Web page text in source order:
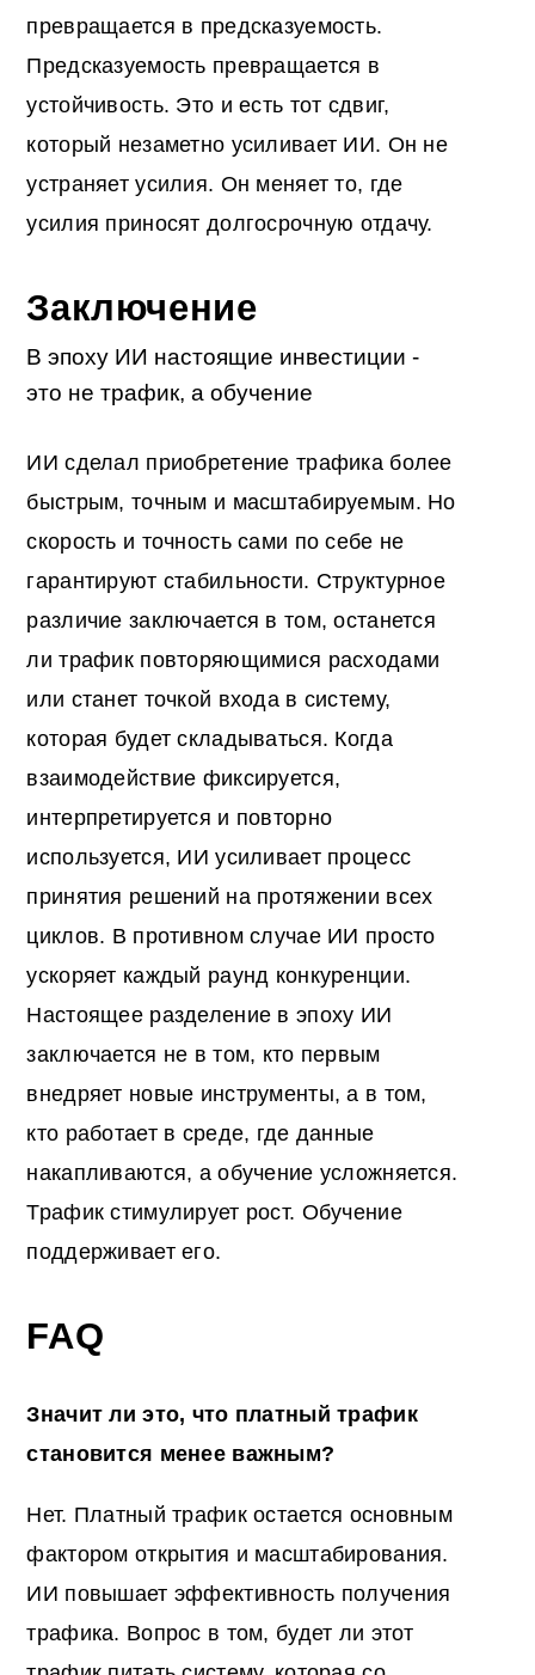
превращается в предсказуемость.
Предсказуемость превращается в
устойчивость. Это и есть тот сдвиг,
который незаметно усиливает ИИ. Он не
устраняет усилия. Он меняет то, где
усилия приносят долгосрочную отдачу.
Заключение
В эпоху ИИ настоящие инвестиции -
это не трафик, а обучение
ИИ сделал приобретение трафика более
быстрым, точным и масштабируемым. Но
скорость и точность сами по себе не
гарантируют стабильности. Структурное
различие заключается в том, останется
ли трафик повторяющимися расходами
или станет точкой входа в систему,
которая будет складываться. Когда
взаимодействие фиксируется,
интерпретируется и повторно
используется, ИИ усиливает процесс
принятия решений на протяжении всех
циклов. В противном случае ИИ просто
ускоряет каждый раунд конкуренции.
Настоящее разделение в эпоху ИИ
заключается не в том, кто первым
внедряет новые инструменты, а в том,
кто работает в среде, где данные
накапливаются, а обучение усложняется.
Трафик стимулирует рост. Обучение
поддерживает его.
FAQ
Значит ли это, что платный трафик
становится менее важным?
Нет. Платный трафик остается основным
фактором открытия и масштабирования.
ИИ повышает эффективность получения
трафика. Вопрос в том, будет ли этот